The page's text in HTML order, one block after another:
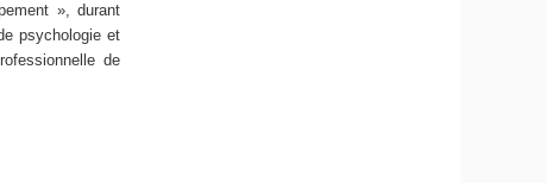
», durant
psychologie et
de